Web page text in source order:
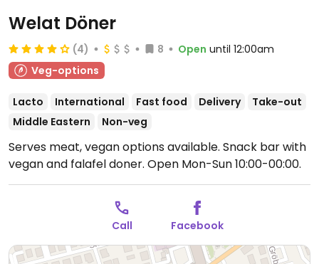
Welat Döner
(4) 8 Open until 12:00am
Veg-options
Lacto International Fast food Delivery
Take-out
Middle Eastern
Non-veg
Serves meat, vegan options available. Snack bar with
vegan and falafel doner. Open Mon-Sun 10:00-00:00.
Call Facebook